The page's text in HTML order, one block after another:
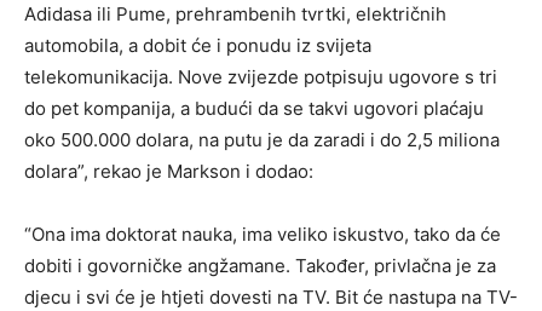
Adidasa ili Pume, prehrambenih tvrtki, električnih
automobila, a dobit će i ponudu iz svijeta
telekomunikacija. Nove zvijezde potpisuju ugovore s tri
do pet kompanija, a budući da se takvi ugovori plaćaju
oko 500.000 dolara, na putu je da zaradi i do 2,5 miliona
dolara”, rekao je Markson i dodao:
“Ona ima doktorat nauka, ima veliko iskustvo, tako da će
dobiti i govorničke angžamane. Također, privlačna je za
djecu i svi će je htjeti dovesti na TV. Bit će nastupa na TV-